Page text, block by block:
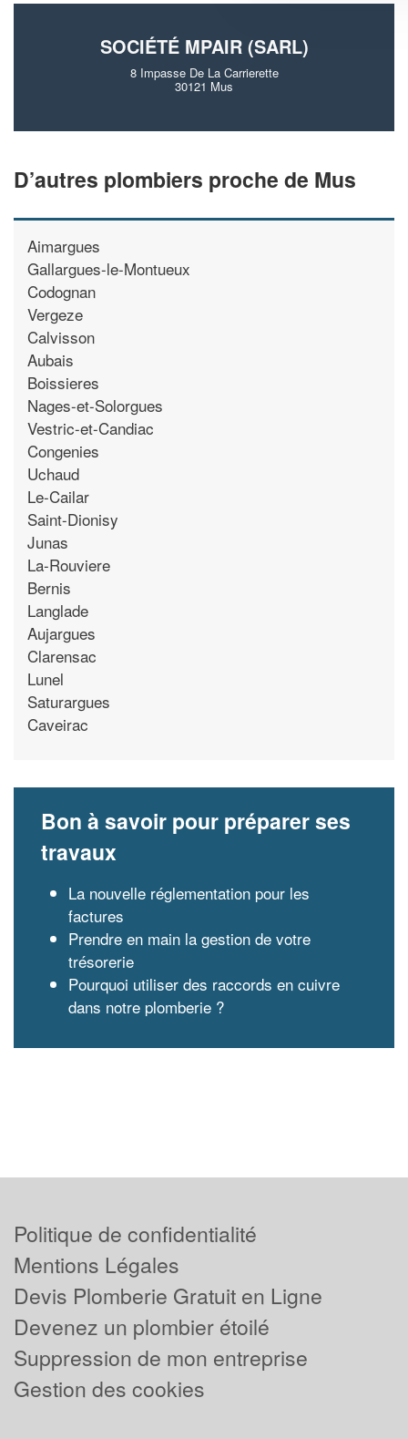
SOCIÉTÉ MPAIR (SARL)
8 Impasse De La Carrierette
30121 Mus
D’autres plombiers proche de Mus
Aimargues
Gallargues-le-Montueux
Codognan
Vergeze
Calvisson
Aubais
Boissieres
Nages-et-Solorgues
Vestric-et-Candiac
Congenies
Uchaud
Le-Cailar
Saint-Dionisy
Junas
La-Rouviere
Bernis
Langlade
Aujargues
Clarensac
Lunel
Saturargues
Caveirac
Bon à savoir pour préparer ses
travaux
La nouvelle réglementation pour les
factures
Prendre en main la gestion de votre
trésorerie
Pourquoi utiliser des raccords en cuivre
dans notre plomberie ?
Politique de confidentialité
Mentions Légales
Devis Plomberie Gratuit en Ligne
Devenez un plombier étoilé
Suppression de mon entreprise
Gestion des cookies